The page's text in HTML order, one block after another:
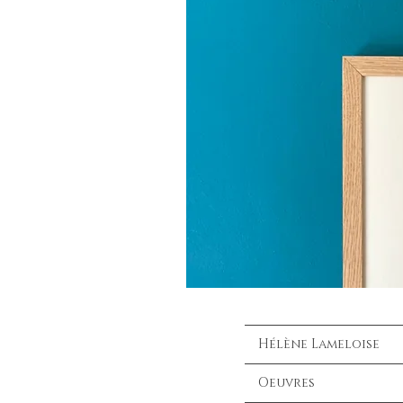
Hélène Lameloise
Oeuvres